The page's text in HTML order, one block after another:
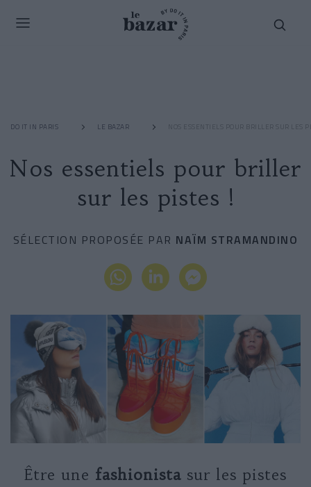
DO IT IN PARIS LE BAZAR NOS ESSENTIELS POUR BRILLER SUR LES
Nos essentiels pour briller
sur les pistes !
SÉLECTION PROPOSÉE PAR NAÏM STRAMANDINO
Être une fashionista sur les pistes